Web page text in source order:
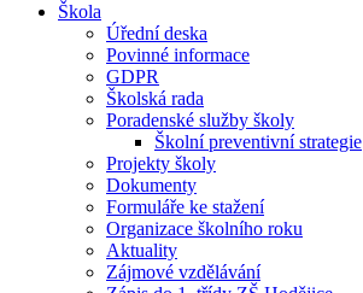
Škola
Úřední deska
Povinné informace
GDPR
Školská rada
Poradenské služby školy
Školní preventivní strategie
Projekty školy
Dokumenty
Formuláře ke stažení
Organizace školního roku
Aktuality
Zájmové vzdělávání